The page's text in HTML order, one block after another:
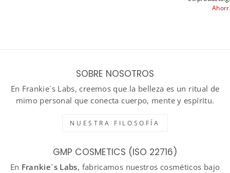
SOBRE NOSOTROS
En Frankie´s Labs, creemos que la belleza es un ritual de
mimo personal que conecta cuerpo, mente y espíritu.
NUESTRA FILOSOFÍA
GMP COSMETICS (ISO 22716)
En Frankie´s Labs, fabricamos nuestros cosméticos bajo